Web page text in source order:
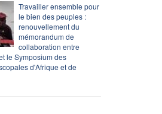
Travailler ensemble pour
le bien des peuples :
renouvellement du
mémorandum de
collaboration entre
le Symposium des
d'Afrique et de